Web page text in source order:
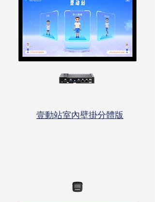
壹動站室內壁掛分體版